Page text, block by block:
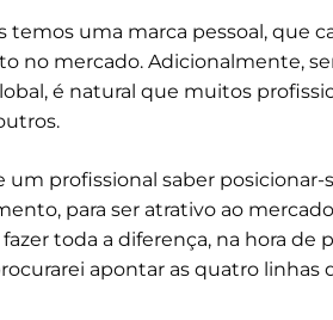
uma marca pessoal, que
no mercado. Adicionalmente,
é natural que muitos
profissional saber posicionar-
para ser atrativo ao
toda a diferença, na hora de
apontar as quatro linhas